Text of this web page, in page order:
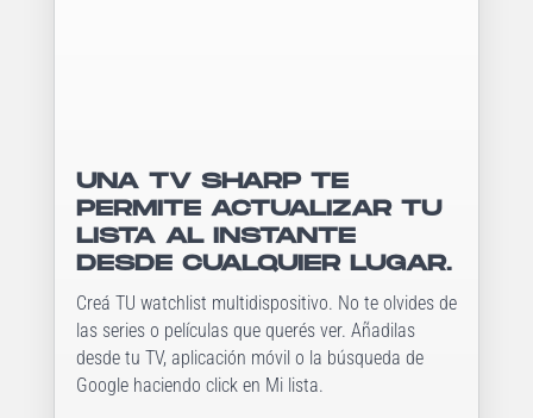
UNA TV SHARP TE
PERMITE ACTUALIZAR TU
LISTA AL INSTANTE
DESDE CUALQUIER LUGAR.
Creá TU watchlist multidispositivo. No te olvides de
las series o películas que querés ver. Añadilas
desde tu TV, aplicación móvil o la búsqueda de
Google haciendo click en Mi lista.